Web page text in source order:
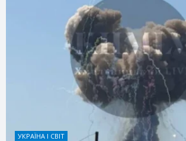
УКРАЇНА І СВІТ